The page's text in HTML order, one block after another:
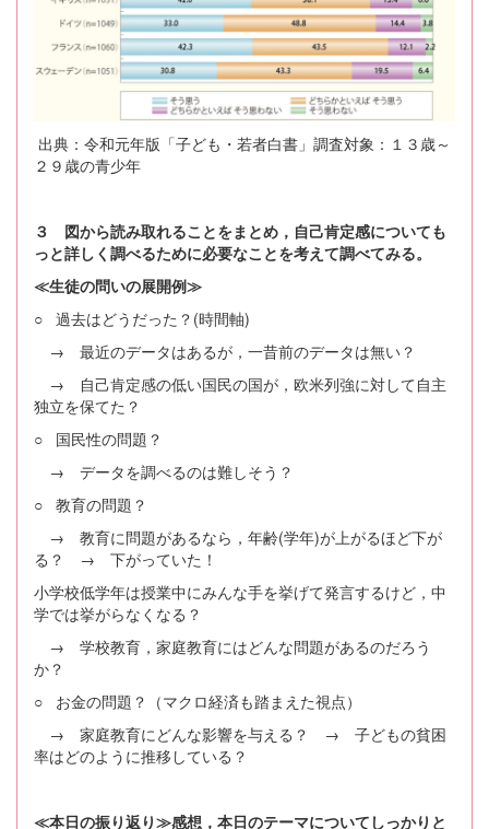
出典：令和元年版「子ども・若者白書」調査対象：１３歳～
２９歳の青少年
３ 図から読み取れることをまとめ，自己肯定感についても
っと詳しく調べるために必要なことを考えて調べてみる。
≪生徒の問いの展開例≫
○ 過去はどうだった？(時間軸)
→ 最近のデータはあるが，一昔前のデータは無い？
→ 自己肯定感の低い国民の国が，欧米列強に対して自主
独立を保てた？
○ 国民性の問題？
→ データを調べるのは難しそう？
○ 教育の問題？
→ 教育に問題があるなら，年齢(学年)が上がるほど下が
る？ → 下がっていた！
小学校低学年は授業中にみんな手を挙げて発言するけど，中
学では挙がらなくなる？
→ 学校教育，家庭教育にはどんな問題があるのだろう
か？
○ お金の問題？（マクロ経済も踏まえた視点）
→ 家庭教育にどんな影響を与える？ → 子どもの貧困
率はどのように推移している？
≪本日の振り返り≫感想，本日のテーマについてしっかりと